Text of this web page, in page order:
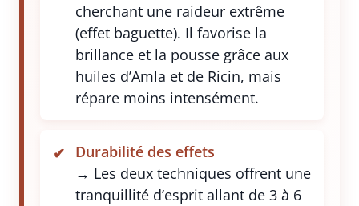
cherchant une raideur extrême
(effet baguette). Il favorise la
brillance et la pousse grâce aux
huiles d’Amla et de Ricin, mais
répare moins intensément.
Durabilité des effets
→ Les deux techniques offrent une
tranquillité d’esprit allant de 3 à 6